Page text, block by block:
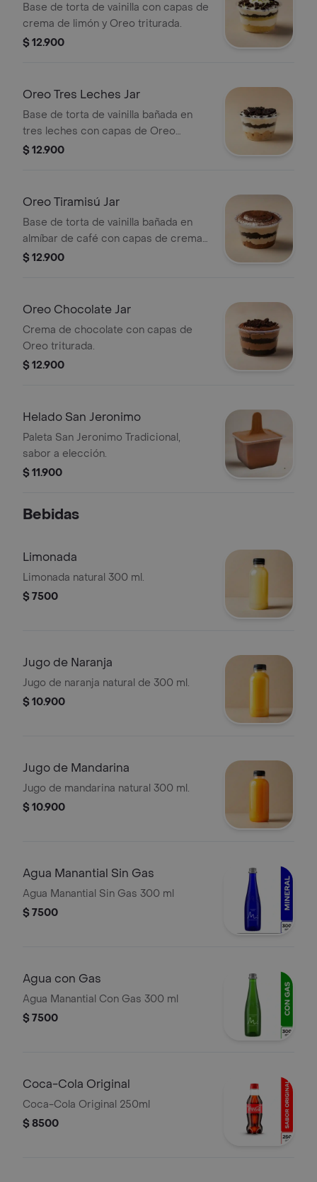
Base de torta de vainilla con capas de
crema de limón y Oreo triturada.
$ 12.900
Oreo Tres Leches Jar
Base de torta de vainilla bañada en
tres leches con capas de Oreo
triturada.
$ 12.900
Oreo Tiramisú Jar
Base de torta de vainilla bañada en
almíbar de café con capas de crema
de tiramisú y Oreo.
$ 12.900
Oreo Chocolate Jar
Crema de chocolate con capas de
Oreo triturada.
$ 12.900
Helado San Jeronimo
Paleta San Jeronimo Tradicional,
sabor a elección.
$ 11.900
Bebidas
Limonada
Limonada natural 300 ml.
$ 7500
Jugo de Naranja
Jugo de naranja natural de 300 ml.
$ 10.900
Jugo de Mandarina
Jugo de mandarina natural 300 ml.
$ 10.900
Agua Manantial Sin Gas
Agua Manantial Sin Gas 300 ml
$ 7500
Agua con Gas
Agua Manantial Con Gas 300 ml
$ 7500
Coca-Cola Original
Coca-Cola Original 250ml
$ 8500